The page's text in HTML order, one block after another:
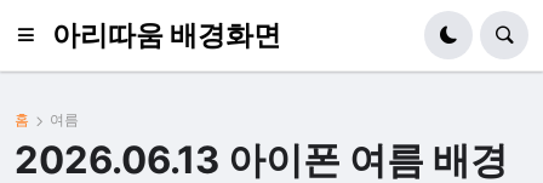
아리따움 배경화면
홈 여름
2026.06.13 아이폰 여름 배경